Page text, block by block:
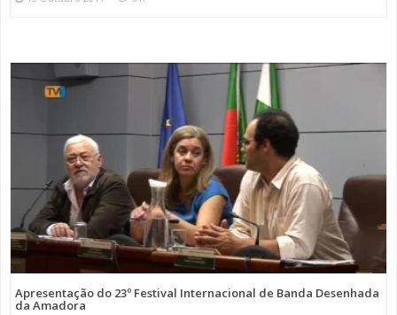
Apresentação do 23º Festival Internacional de Banda Desenhada
da Amadora